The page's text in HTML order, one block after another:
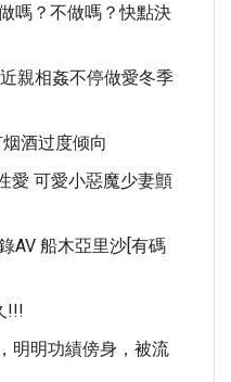
嗎？不做嗎？快點決
親相姦不停做愛冬季
酒过度倾向
愛 可愛小惡魔少妻顫
AV 船木亞里沙[有碼
!!!
明明功績傍身，被流